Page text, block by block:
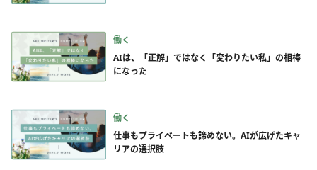
働く
AIは、「正解」ではなく「変わりたい私」の相棒
になった
働く
仕事もプライベートも諦めない。AIが広げたキャ
リアの選択肢